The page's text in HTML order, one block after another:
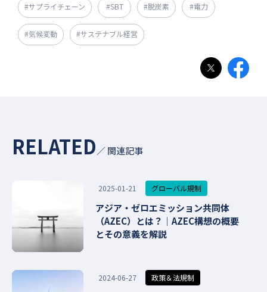
#サプライチェーン #SBT #脱炭素 #電力
#気候変動 #サステナブル経営
RELATED／ 関連記事
2025-01-21 グローバル規制
アジア・ゼロエミッション共同体
（AZEC）とは？｜AZEC構想の概要
とその意義を解説
2024-06-27 政策＆法規制